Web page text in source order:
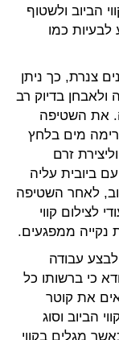
הביוב ולשטוף
כמו
צנרת, כך ניתן
בדיוק רב
את השטיפה
מים בלחץ
זרם
ביובית עליה
לאחר השטיפה
לצילום קווי
ממפגעים.
עבודה
כי ברשותו כל
את קוטר
הביוב וסוג
מגלים בקווי